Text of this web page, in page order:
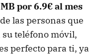
por 6.9€ al mes
las personas que
teléfono móvil,
perfecto para ti, ya